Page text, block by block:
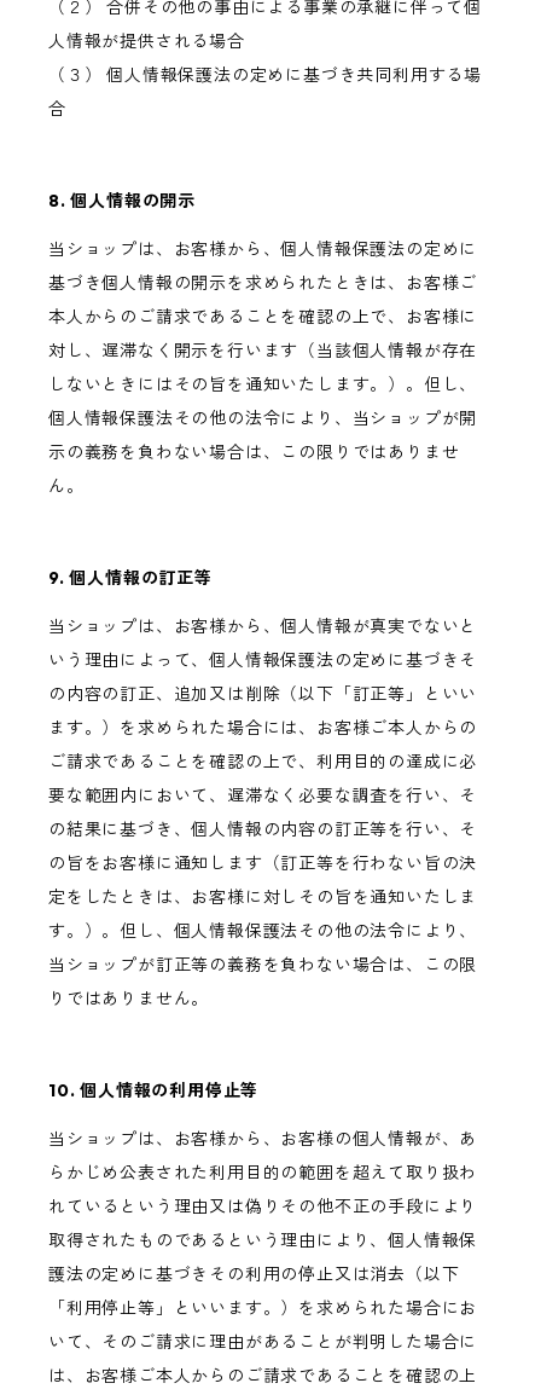
（２） 合併その他の事由による事業の承継に伴って個
人情報が提供される場合
（３） 個人情報保護法の定めに基づき共同利用する場
合
8. 個人情報の開示
当ショップは、お客様から、個人情報保護法の定めに
基づき個人情報の開示を求められたときは、お客様ご
本人からのご請求であることを確認の上で、お客様に
対し、遅滞なく開示を行います（当該個人情報が存在
しないときにはその旨を通知いたします。）。但し、
個人情報保護法その他の法令により、当ショップが開
示の義務を負わない場合は、この限りではありませ
ん。
9. 個人情報の訂正等
当ショップは、お客様から、個人情報が真実でないと
いう理由によって、個人情報保護法の定めに基づきそ
の内容の訂正、追加又は削除（以下「訂正等」といい
ます。）を求められた場合には、お客様ご本人からの
ご請求であることを確認の上で、利用目的の達成に必
要な範囲内において、遅滞なく必要な調査を行い、そ
の結果に基づき、個人情報の内容の訂正等を行い、そ
の旨をお客様に通知します（訂正等を行わない旨の決
定をしたときは、お客様に対しその旨を通知いたしま
す。）。但し、個人情報保護法その他の法令により、
当ショップが訂正等の義務を負わない場合は、この限
りではありません。
10. 個人情報の利用停止等
当ショップは、お客様から、お客様の個人情報が、あ
らかじめ公表された利用目的の範囲を超えて取り扱わ
れているという理由又は偽りその他不正の手段により
取得されたものであるという理由により、個人情報保
護法の定めに基づきその利用の停止又は消去（以下
「利用停止等」といいます。）を求められた場合にお
いて、そのご請求に理由があることが判明した場合に
は、お客様ご本人からのご請求であることを確認の上